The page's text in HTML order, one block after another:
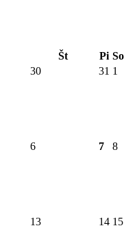
Št Pi So
30 31 1
6 7 8
13 14 15